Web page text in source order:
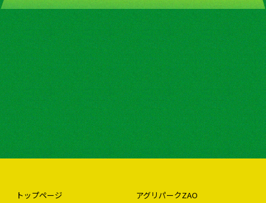
トップページ アグリパークZAO